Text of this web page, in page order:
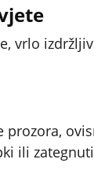
vrlo
ili